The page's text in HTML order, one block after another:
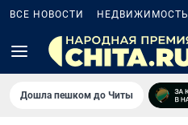
ВСЕ НОВОСТИ НЕДВИЖИМОСТЬ
Дошла пешком до Читы